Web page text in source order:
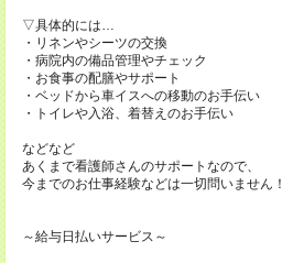
▽具体的には…
・リネンやシーツの交換
・病院内の備品管理やチェック
・お食事の配膳やサポート
・ベッドから車イスへの移動のお手伝い
・トイレや入浴、着替えのお手伝い
などなど
あくまで看護師さんのサポートなので、
今までのお仕事経験などは一切問いません！
～給与日払いサービス～